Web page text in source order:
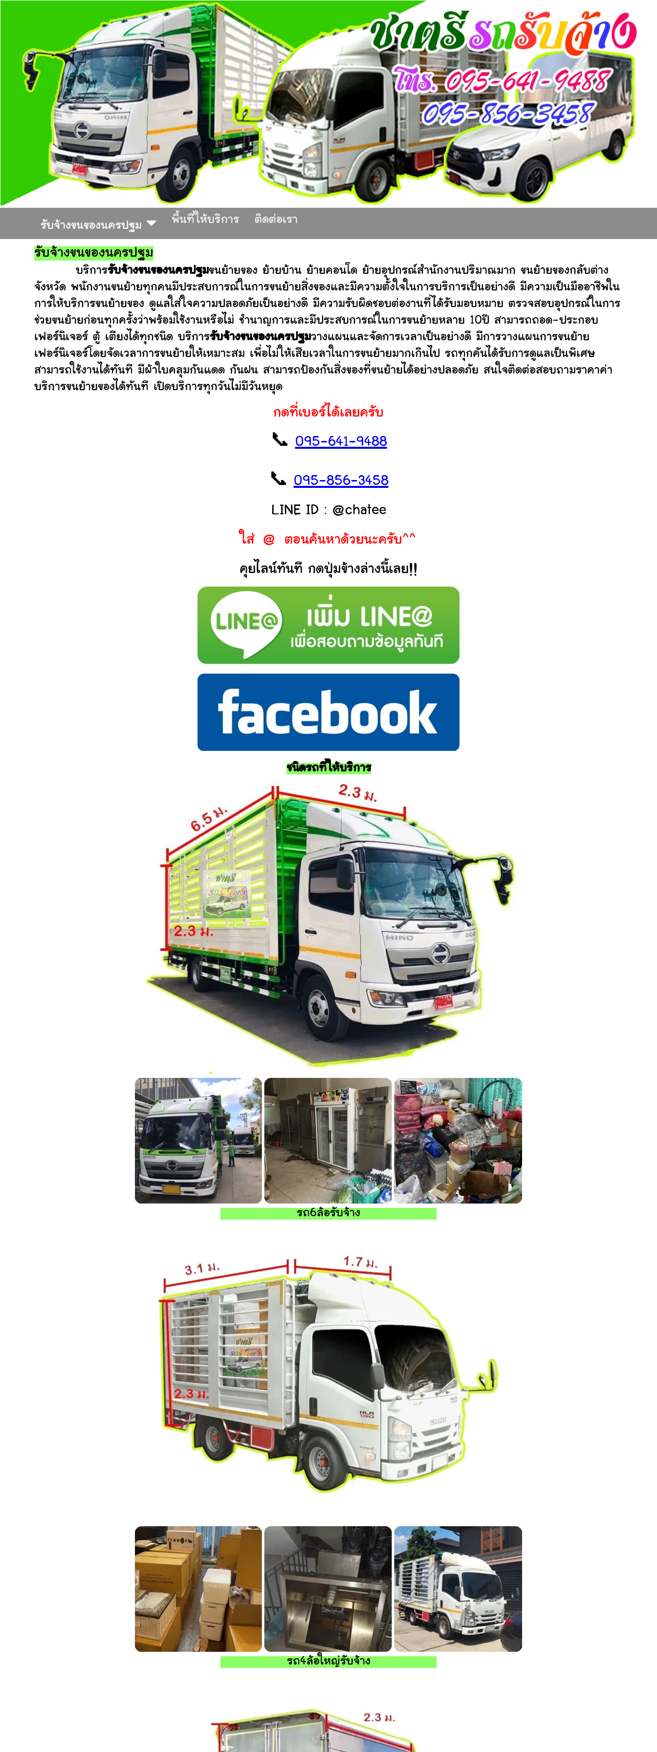
รับจ้างขนของนครปฐม
พื้นที่ให้บริการ ติดต่อเรา
รับจ้างขนของนครปฐม
บริการรับจ้างขนของนครปฐมขนย้ายของ ย้ายบ้าน ย้ายคอนโด ย้ายอุปกรณ์สำนักงานปริมาณมาก ขนย้ายของกลับต่าง
จังหวัด พนักงานขนย้ายทุกคนมีประสบการณ์ในการขนย้ายสิ่งของและมีความตั้งใจในการบริการเป็นอย่างดี มีความเป็นมืออาชีพใน
การให้บริการขนย้ายของ ดูแลใส่ใจความปลอดภัยเป็นอย่างดี มีความรับผิดชอบต่องานที่ได้รับมอบหมาย ตรวจสอบอุปกรณ์ในการ
ช่วยขนย้ายก่อนทุกครั้งว่าพร้อมใช้งานหรือไม่ ชำนาญการและมีประสบการณ์ในการขนย้ายหลาย 10ปี สามารถถอด-ประกอบ
เฟอร์นิเจอร์ ตู้ เตียงได้ทุกชนิด บริการรับจ้างขนของนครปฐมวางแผนและจัดการเวลาเป็นอย่างดี มีการวางแผนการขนย้าย
เฟอร์นิเจอร์โดยจัดเวลาการขนย้ายให้เหมาะสม เพื่อไม่ให้เสียเวลาในการขนย้ายมากเกินไป รถทุกคันได้รับการดูแลเป็นพิเศษ
สามารถใช้งานได้ทันที มีผ้าใบคลุมกันแดด กันฝน สามารถป้องกันสิ่งของที่ขนย้ายได้อย่างปลอดภัย สนใจติดต่อสอบถามราคาค่า
บริการขนย้ายของได้ทันที เปิดบริการทุกวันไม่มีวันหยุด
กดที่เบอร์ได้เลยครับ
📞 095-641-9488
📞 095-856-3458
LINE ID : @chatee
ใส่ @ ตอนค้นหาด้วยนะครับ^^
คุยไลน์ทันที กดปุ่มข้างล่างนี้เลย!!
ชนิดรถที่ให้บริการ
รถ6ล้อรับจ้าง
รถ4ล้อใหญ่รับจ้าง